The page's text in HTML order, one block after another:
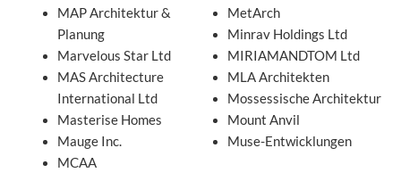
MAP Architektur &
Planung
Marvelous Star Ltd
MAS Architecture
International Ltd
Masterise Homes
Mauge Inc.
MCAA
MetArch
Minrav Holdings Ltd
MIRIAMANDTOM Ltd
MLA Architekten
Mossessische Architektur
Mount Anvil
Muse-Entwicklungen